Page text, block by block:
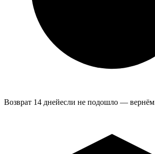
Возврат 14 днейесли не подошло — вернём